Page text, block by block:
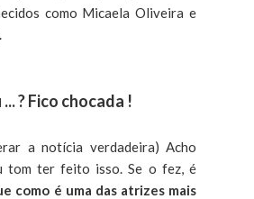
como Micaela Oliveira e
... ? Fico chocada !
a notícia verdadeira) Acho
tom ter feito isso. Se o fez, é
como é uma das atrizes mais